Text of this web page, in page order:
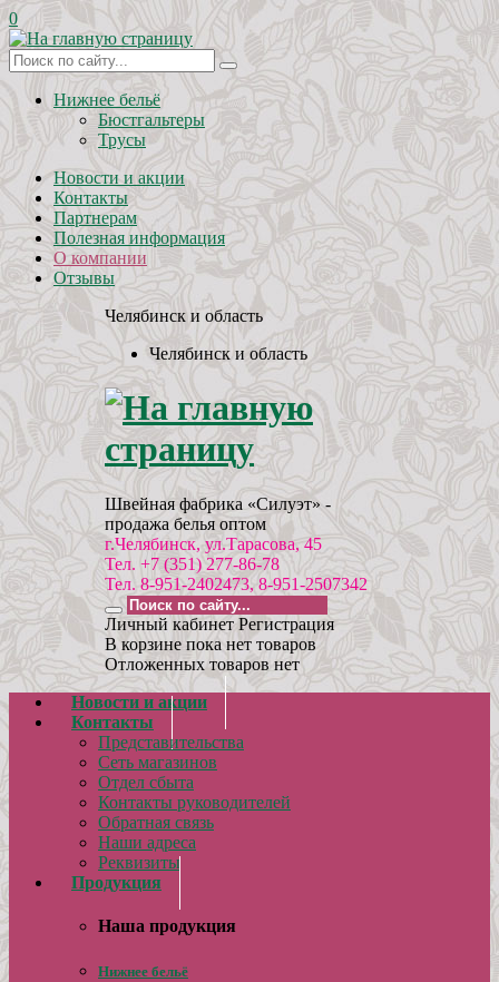
0
Нижнее бельё
Бюстгальтеры
Трусы
Новости и акции
Контакты
Партнерам
Полезная информация
О компании
Отзывы
Челябинск и область
Челябинск и область
Швейная фабрика «Силуэт» -
продажа белья оптом
г.Челябинск, ул.Тарасова, 45
Тел. +7 (351) 277-86-78
Тел. 8-951-2402473, 8-951-2507342
Личный кабинет Регистрация
В корзине пока нет товаров
Отложенных товаров нет
Новости и акции
Контакты
Представительства
Сеть магазинов
Отдел сбыта
Контакты руководителей
Обратная связь
Наши адреса
Реквизиты
Продукция
Наша продукция
Нижнее бельё